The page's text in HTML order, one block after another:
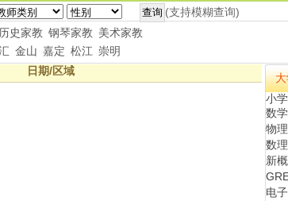
(支持模糊查询)
历史家教 钢琴家教 美术家教
金山 嘉定 松江 崇明
日期/区域
小
数学
物理
数
新
电